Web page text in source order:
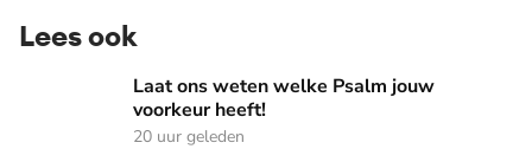
Lees ook
Laat ons weten welke Psalm jouw voorkeur heeft!
Laat ons weten welke Psalm jouw
voorkeur heeft!
20 uur geleden